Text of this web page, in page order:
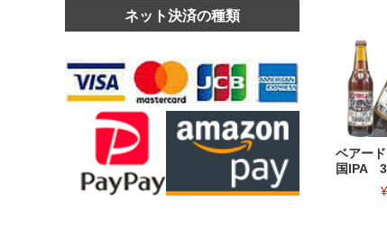
ベアー
国IPA
ネット決済の種類